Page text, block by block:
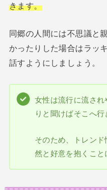
きます。
同郷の人間には不思議と
かったりした場合はラッ
話すようにしましょう。
女性は流行に流さ
りと聞けばそこへ
そのため、トレン
然と好意を抱くこと